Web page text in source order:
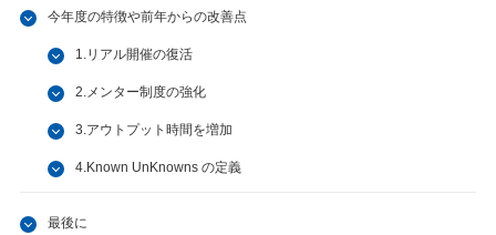
今年度の特徴や前年からの改善点
1.リアル開催の復活
2.メンター制度の強化
3.アウトプット時間を増加
4.Known UnKnowns の定義
最後に